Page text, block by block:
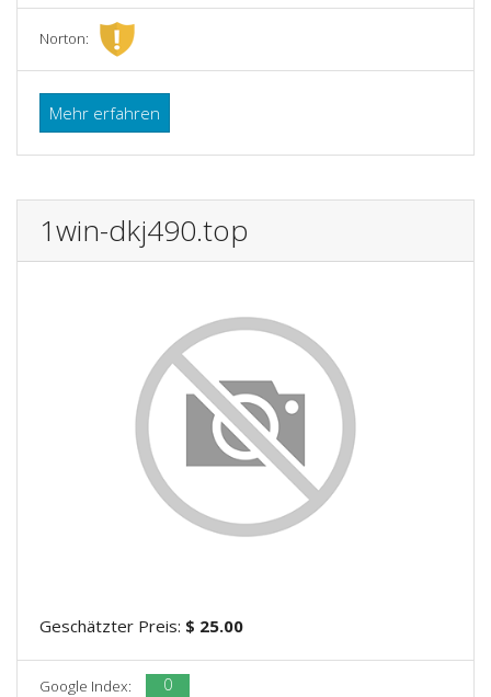
Norton:
Mehr erfahren
1win-dkj490.top
Geschätzter Preis: $ 25.00
Google Index: 0